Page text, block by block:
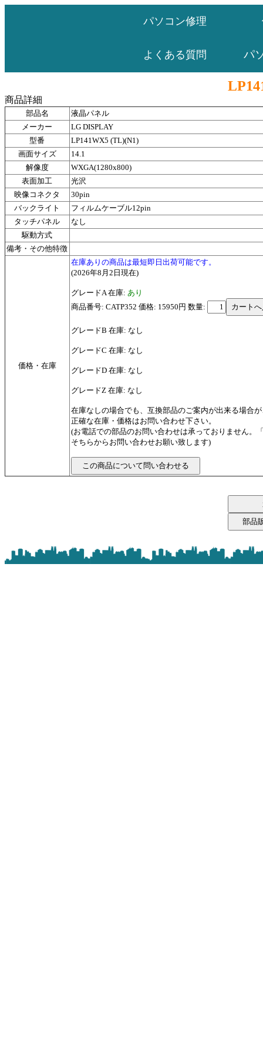
パソコン修理
よくある質問 パ
商品詳細
部品名
液晶パネル
メーカー
LG DISPLAY
型番
LP141WX5 (TL)(N1)
画面サイズ
14.1
解像度
WXGA(1280x800)
表面加工
光沢
映像コネクタ
30pin
バックライト
フィルムケーブル12pin
タッチパネル
なし
駆動方式
備考・その他特徴
価格・在庫
在庫ありの商品は最短即日出荷可能です。
(2026年8月2日現在)
グレードA 在庫: あり
商品番号: CATP352 価格: 15950円 数量:
グレードB 在庫: なし
グレードC 在庫: なし
グレードD 在庫: なし
グレードZ 在庫: なし
在庫なしの場合でも、互換部品のご案内が出来る場合
正確な在庫・価格はお問い合わせ下さい。
(お電話での部品のお問い合わせは承っておりません。
そちらからお問い合わせお願い致します)